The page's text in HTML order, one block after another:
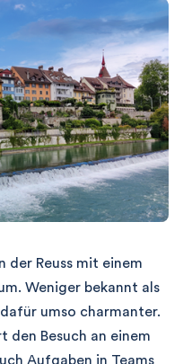
der Reuss mit einem
Weniger bekannt als
umso charmanter.
den Besuch an einem
Aufgaben in Teams